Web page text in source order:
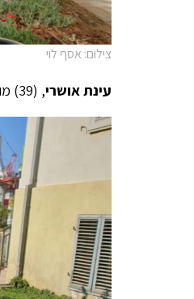
צילום: אסף לוי
עינת אושרי, (39) מונתה בימים אלה כמנכ"לית